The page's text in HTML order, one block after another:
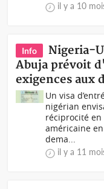
il y a 10
Info
Nigeria-
Abuja prévoit
exigences aux
Un visa
nigérian
réciprocité
américaine
dema...
il y a 11